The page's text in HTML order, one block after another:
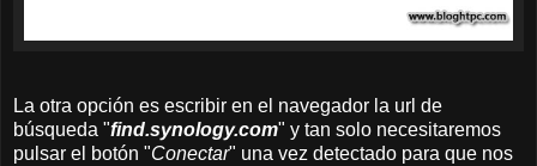
La otra opción es escribir en el navegador la url de
búsqueda "find.synology.com" y tan solo necesitaremos
pulsar el botón "Conectar" una vez detectado para que nos